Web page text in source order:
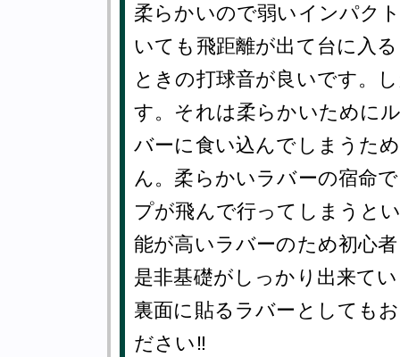
柔らかいので弱いインパク
いても飛距離が出て台に入
ときの打球音が良いです。
す。それは柔らかいために
バーに食い込んでしまうた
ん。柔らかいラバーの宿命
プが飛んで行ってしまうと
能が高いラバーのため初心
是非基礎がしっかり出来て
裏面に貼るラバーとしても
ださい‼︎